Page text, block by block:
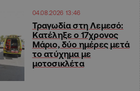
04.08.2026 13:46
Τραγωδία στη Λεμεσό:
Κατέληξε ο 17χρονος
Μάριο, δύο ημέρες μετά
το ατύχημα με
μοτοσικλέτα